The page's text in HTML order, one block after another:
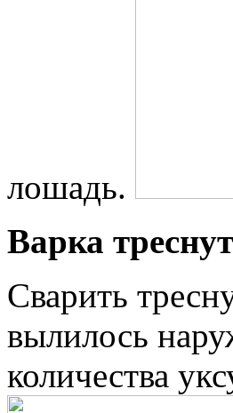
лошадь.
Варка
Сварить
вылилось
количества